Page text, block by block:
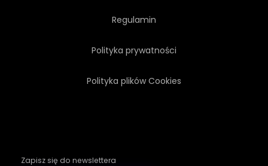
Regulamin
Polityka prywatności
Polityka plików Cookies
Zapisz się do newslettera